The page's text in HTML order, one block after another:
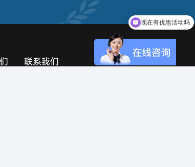
联系我们
可以介绍下你们的产品么